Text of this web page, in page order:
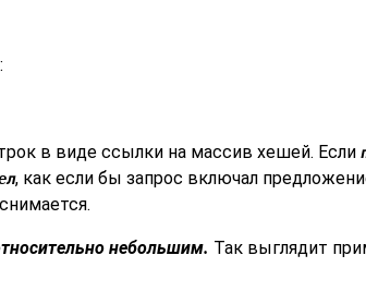
в виде ссылки на массив хешей. Если
, как если бы запрос включал
небольшим. Так выглядит